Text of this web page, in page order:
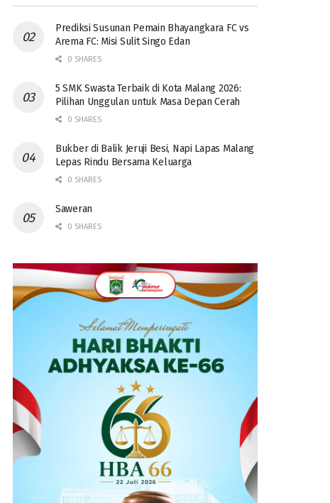
Prediksi Susunan Pemain Bhayangkara FC vs
Arema FC: Misi Sulit Singo Edan
0 SHARES
5 SMK Swasta Terbaik di Kota Malang 2026:
Pilihan Unggulan untuk Masa Depan Cerah
0 SHARES
Bukber di Balik Jeruji Besi, Napi Lapas Malang
Lepas Rindu Bersama Keluarga
0 SHARES
Saweran
0 SHARES